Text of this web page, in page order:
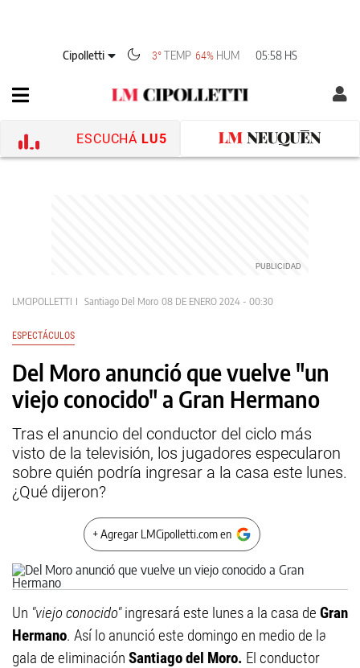
Cipolletti 3°TEMP 64% HUM 05:58 HS
ESCUCHÁ LU5
LMCIPOLLETTI Santiago Del Moro 08 DE ENERO 2024 - 00:30
ESPECTÁCULOS
Del Moro anunció que vuelve "un
viejo conocido" a Gran Hermano
Tras el anuncio del conductor del ciclo más
visto de la televisión, los jugadores especularon
sobre quién podría ingresar a la casa este lunes.
¿Qué dijeron?
+ Agregar LMCipolletti.com en
Un "viejo conocido"ingresará este lunes a la casa de Gran
Hermano. Así lo anunció este domingo en medio de la
gala de eliminación Santiago del Moro. El conductor